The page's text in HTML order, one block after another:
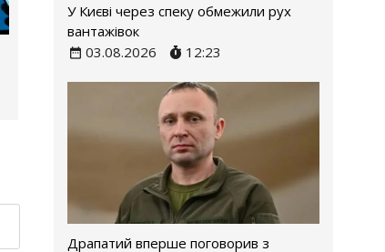
У Києві через спеку обмежили рух
вантажівок
03.08.2026
12:23
Драпатий вперше поговорив з